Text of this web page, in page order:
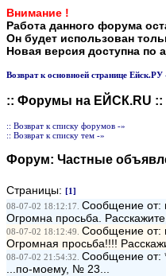
Внимание !
Работа данного форума
Он будет использован
Новая версия доступна по
Возврат к основноей странице Ейск.РУ
:: Форумы на ЕЙСК.RU ::
:: Возврат к списку форумов -»
:: Возврат к списку тем -»
Форум: Частные
Страницы: [1]
08-07-02 18:12:17. Сообщение от:
Огромна просьба.
08-07-02 18:12:49. Сообщение от:
Огромная просьба!!!!
08-07-02 21:54:32. Сообщение от:
...по-моему, № 23...